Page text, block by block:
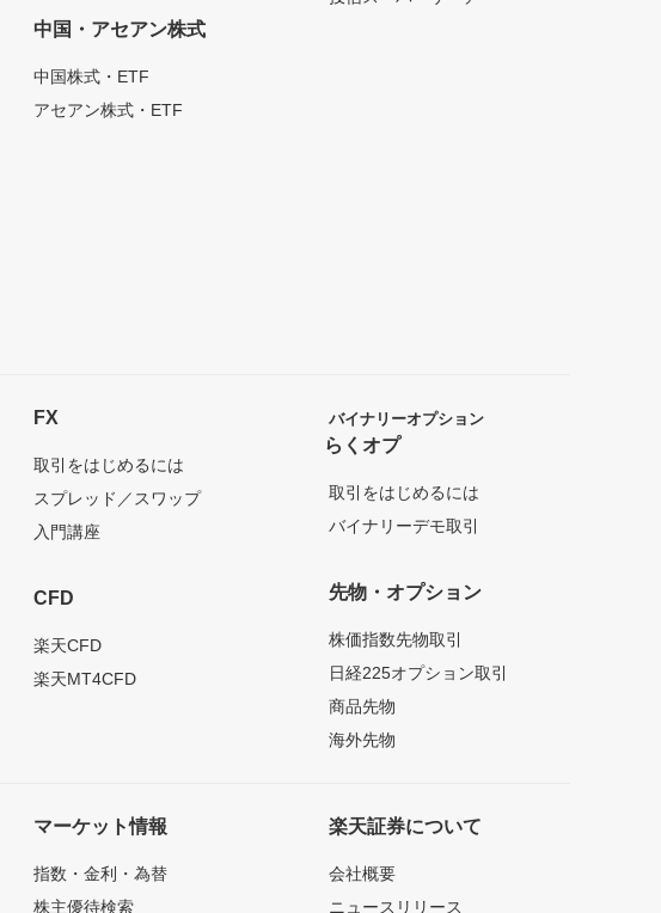
中国・アセアン株式
中国株式・ETF
アセアン株式・ETF
FX
取引をはじめるには
スプレッド／スワップ
入門講座
CFD
楽天CFD
楽天MT4CFD
バイナリーオプション
らくオプ
取引をはじめるには
バイナリーデモ取引
先物・オプション
株価指数先物取引
日経225オプション取引
商品先物
海外先物
マーケット情報
指数・金利・為替
株主優待検索
楽天証券について
会社概要
ニュースリリース